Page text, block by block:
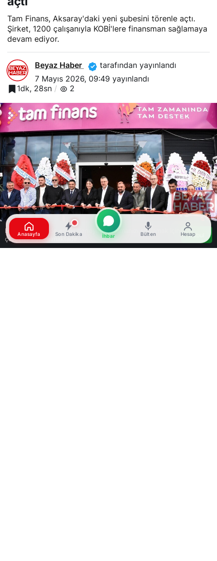
Tam Finans, Aksaray'daki yeni şubesini törenle açtı.
Şirket, 1200 çalışanıyla KOBİ'lere finansman sağlamaya
devam ediyor.
Beyaz Haber
tarafından yayınlandı
7 Mayıs 2026, 09:49 yayınlandı
1dk, 28sn
2
Google'da Abone Ol
Bu web sitesinde en iyi deneyimi yaşamanızı sağlamak için
çerezler kullanılmaktadır.
Kabul
Anasayfa Son Dakika İhbar Bülten Hesap